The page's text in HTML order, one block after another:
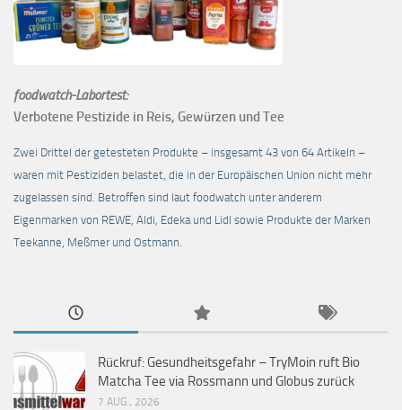
foodwatch-Labortest:
Verbotene Pestizide in Reis, Gewürzen und Tee
Zwei Drittel der getesteten Produkte – insgesamt 43 von 64 Artikeln –
waren mit Pestiziden belastet, die in der Europäischen Union nicht mehr
zugelassen sind. Betroffen sind laut foodwatch unter anderem
Eigenmarken von REWE, Aldi, Edeka und Lidl sowie Produkte der Marken
Teekanne, Meßmer und Ostmann.
Rückruf: Gesundheitsgefahr – TryMoin ruft Bio
Matcha Tee via Rossmann und Globus zurück
7 AUG., 2026